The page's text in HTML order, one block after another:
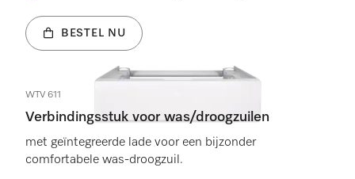
BESTEL NU
WTV 611
Verbindingsstuk voor was/droogzuilen
met geïntegreerde lade voor een bijzonder
comfortabele was-droogzuil.